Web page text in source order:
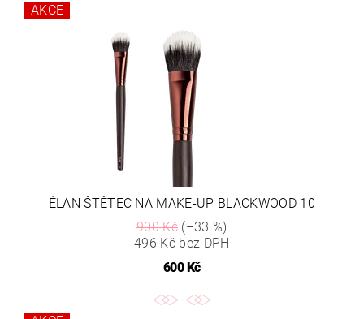
AKCE
ÉLAN ŠTĚTEC NA MAKE-UP BLACKWOOD 10
900 Kč(–33 %)
496 Kč bez DPH
600 Kč